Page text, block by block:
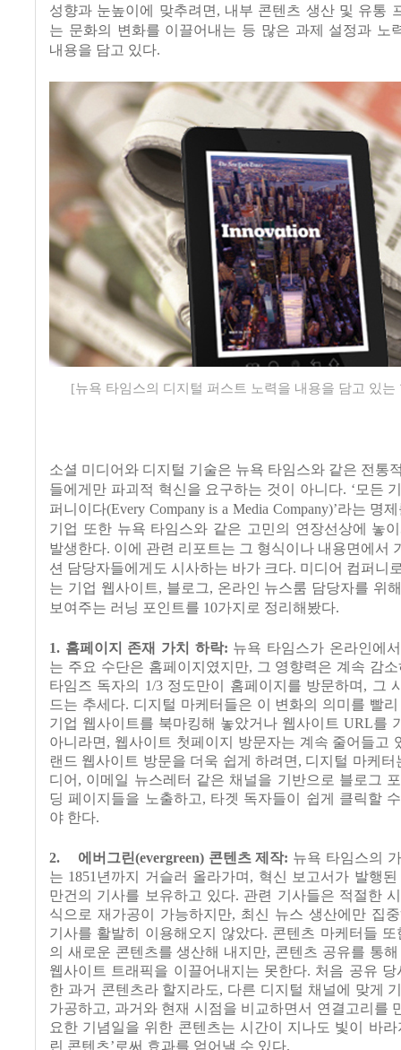
성향과 눈높이에 맞추려면, 내부 콘텐츠 생산 및 유통
는 문화의 변화를 이끌어내는 등 많은 과제 설정과 노
내용을 담고 있다.
[뉴욕 타임스의 디지털 퍼스트 노력을 내용을 담고 있는
소셜 미디어와 디지털 기술은 뉴욕 타임스와 같은 전통
들에게만 파괴적 혁신을 요구하는 것이 아니다. ‘모든
퍼니이다(Every Company is a Media Company)’라는 명
기업 또한 뉴욕 타임스와 같은 고민의 연장선상에 놓
발생한다. 이에 관련 리포트는 그 형식이나 내용면에서
션 담당자들에게도 시사하는 바가 크다. 미디어 컴퍼니
는 기업 웹사이트, 블로그, 온라인 뉴스룸 담당자를 위
보여주는 러닝 포인트를 10가지로 정리해봤다.
1. 홈페이지 존재 가치 하락: 뉴욕 타임스가 온라인에
는 주요 수단은 홈페이지였지만, 그 영향력은 계속 감
타임즈 독자의
1/3 정도만이 홈페이지를 방문하며 , 그
드는 추세다. 디지털 마케터들은 이 변화의 의미를 빨
기업 웹사이트를 북마킹해 놓았거나 웹사이트 URL를
아니라면, 웹사이트 첫페이지 방문자는 계속 줄어들고
랜드 웹사이트 방문을 더욱 쉽게 하려면, 디지털 마케터
디어 , 이메일 뉴스레터 같은 채널을 기반으로 블로그
딩 페이지들을 노출하고, 타겟 독자들이 쉽게 클릭할
야 한다.
2. 에버그린(evergreen) 콘텐츠 제작: 뉴욕 타임스의
는 1851년까지 거슬러 올라가며 , 혁신 보고서가 발행
만건의 기사를 보유하고 있다. 관련 기사들은 적절한
식으로 재가공이 가능하지만, 최신 뉴스 생산에만 집
기사를 활발히 이용해오지 않았다. 콘텐츠 마케터들
의 새로운 콘텐츠를 생산해 내지만, 콘텐츠 공유를 통
웹사이트 트래픽을 이끌어내지는 못한다. 처음 공유
한 과거 콘텐츠라 할지라도, 다른 디지털 채널에 맞게
가공하고, 과거와 현재 시점을 비교하면서 연결고리를
요한 기념일을 위한 콘텐츠는 시간이 지나도 빛이 바
린 콘텐츠’로써 효과를 얻어낼 수 있다.